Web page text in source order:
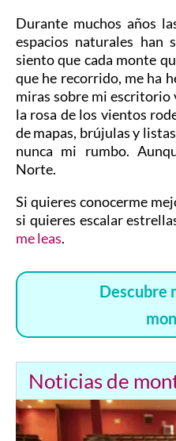
Durante muchos años
espacios naturales han
siento que cada monte
que he recorrido, me ha
miras sobre mi escritorio
la rosa de los vientos
de mapas, brújulas y
nunca mi rumbo.
Norte.
Si quieres conocerme
si quieres escalar
me leas.
Descubre
Noticias de